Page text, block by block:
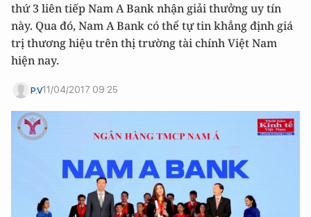
thứ 3 liên tiếp Nam A Bank nhận giải thưởng uy tín
này. Qua đó, Nam A Bank có thể tự tin khẳng định giá
trị thương hiệu trên thị trường tài chính Việt Nam
hiện nay.
P.V11/04/2017 09:25